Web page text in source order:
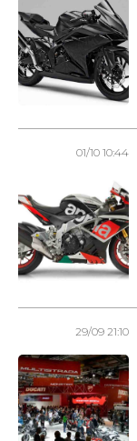
01/10 10:44
29/09 21:10